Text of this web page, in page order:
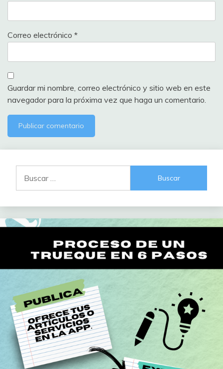
Correo electrónico *
Guardar mi nombre, correo electrónico y sitio web en este
navegador para la próxima vez que haga un comentario.